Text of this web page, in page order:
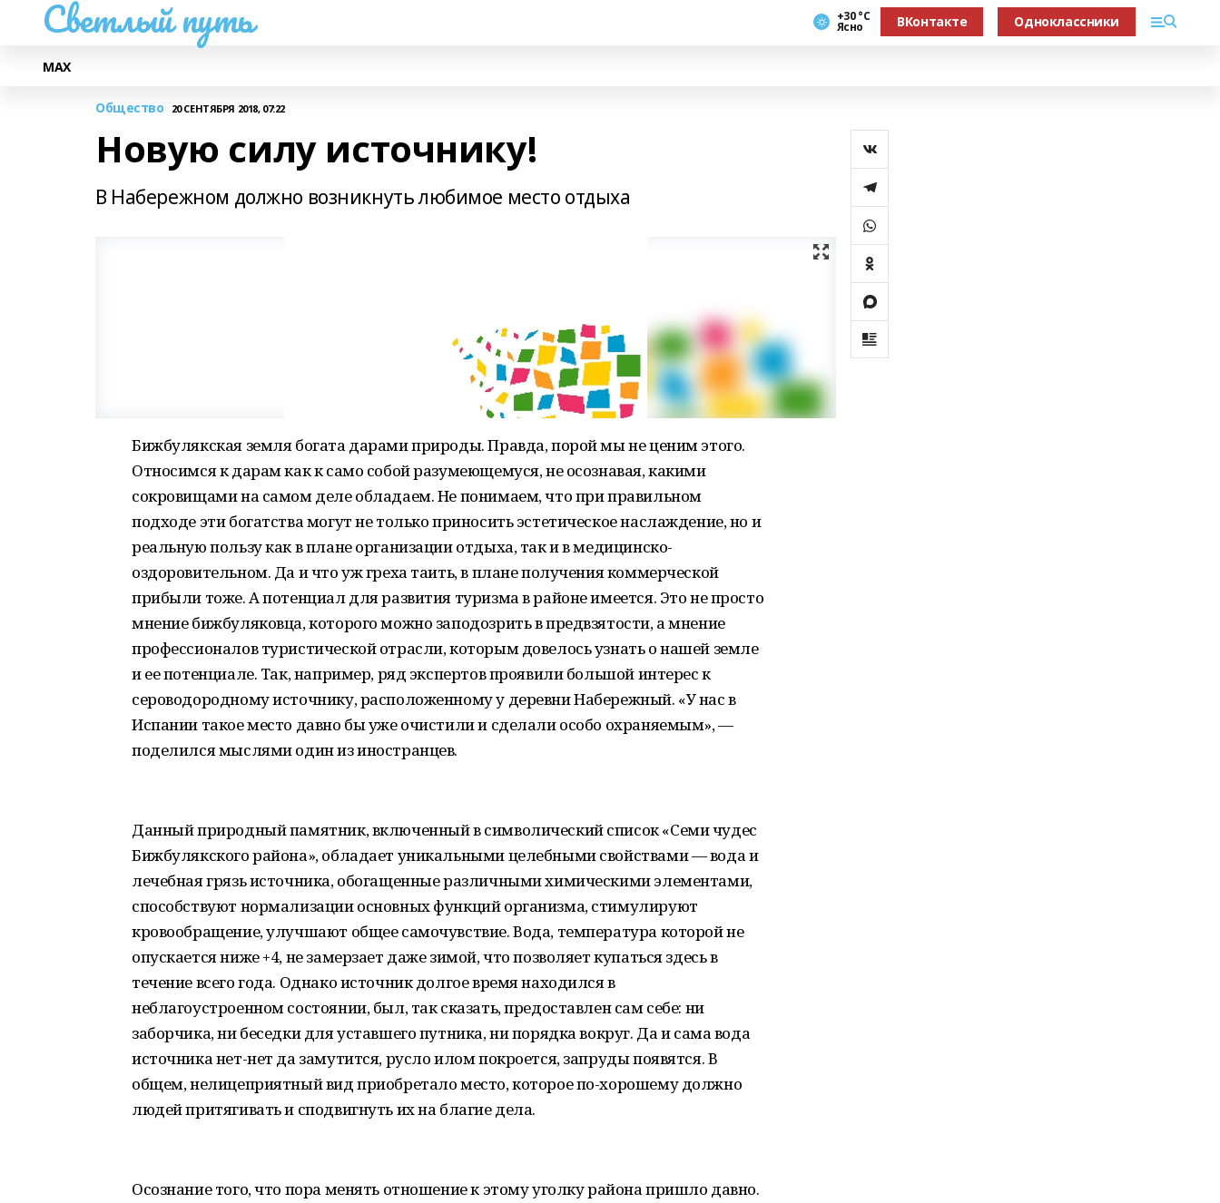
Светлый путь +30 °С
Ясно ВКонтакте Одноклассники
МАХ
Общество 20 СЕНТЯБРЯ 2018, 07:22
Новую силу источнику!
В Набережном должно возникнуть любимое место отдыха
Бижбулякская земля богата дарами природы. Правда, порой мы не ценим этого.
Относимся к дарам как к само собой разумеющемуся, не осознавая, какими
сокровищами на самом деле обладаем. Не понимаем, что при правильном
подходе эти богатства могут не только приносить эстетическое наслаждение, но и
реальную пользу как в плане организации отдыха, так и в медицинско-
оздоровительном. Да и что уж греха таить, в плане получения коммерческой
прибыли тоже. А потенциал для развития туризма в районе имеется. Это не просто
мнение бижбуляковца, которого можно заподозрить в предвзятости, а мнение
профессионалов туристической отрасли, которым довелось узнать о нашей земле
и ее потенциале. Так, например, ряд экспертов проявили большой интерес к
сероводородному источнику, расположенному у деревни Набережный. «У нас в
Испании такое место давно бы уже очистили и сделали особо охраняемым», —
поделился мыслями один из иностранцев.
Данный природный памятник, включенный в символический список «Семи чудес
Бижбулякского района», обладает уникальными целебными свойствами — вода и
лечебная грязь источника, обогащенные различными химическими элементами,
способствуют нормализации основных функций организма, стимулируют
кровообращение, улучшают общее самочувствие. Вода, температура которой не
опускается ниже +4, не замерзает даже зимой, что позволяет купаться здесь в
течение всего года. Однако источник долгое время находился в
неблагоустроенном состоянии, был, так сказать, предоставлен сам себе: ни
заборчика, ни беседки для уставшего путника, ни порядка вокруг. Да и сама вода
источника нет-нет да замутится, русло илом покроется, запруды появятся. В
общем, нелицеприятный вид приобретало место, которое по-хорошему должно
людей притягивать и сподвигнуть их на благие дела.
Осознание того, что пора менять отношение к этому уголку района пришло давно.